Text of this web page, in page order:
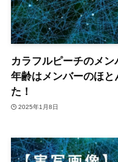
カラフルピーチのメン
年齢はメンバーのほ
た！
2025年1月8日